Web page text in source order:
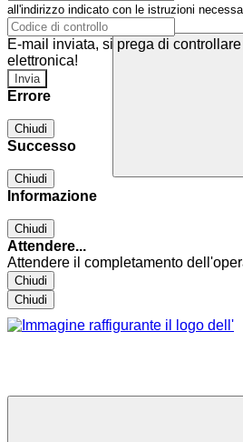
all'indirizzo indicato con le istruzioni
E-mail inviata, si prega di
elettronica!
Errore
Chiudi
Successo
Chiudi
Informazione
Chiudi
Attendere...
Attendere il completamento
Chiudi
Chiudi